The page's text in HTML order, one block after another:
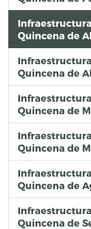
Quincena de
Quincena de
Quincena de
Quincena de
Quincena de
Quincena de